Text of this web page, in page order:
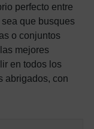
perfecto entre
que busques
o conjuntos
mejores
en todos los
abrigados, con